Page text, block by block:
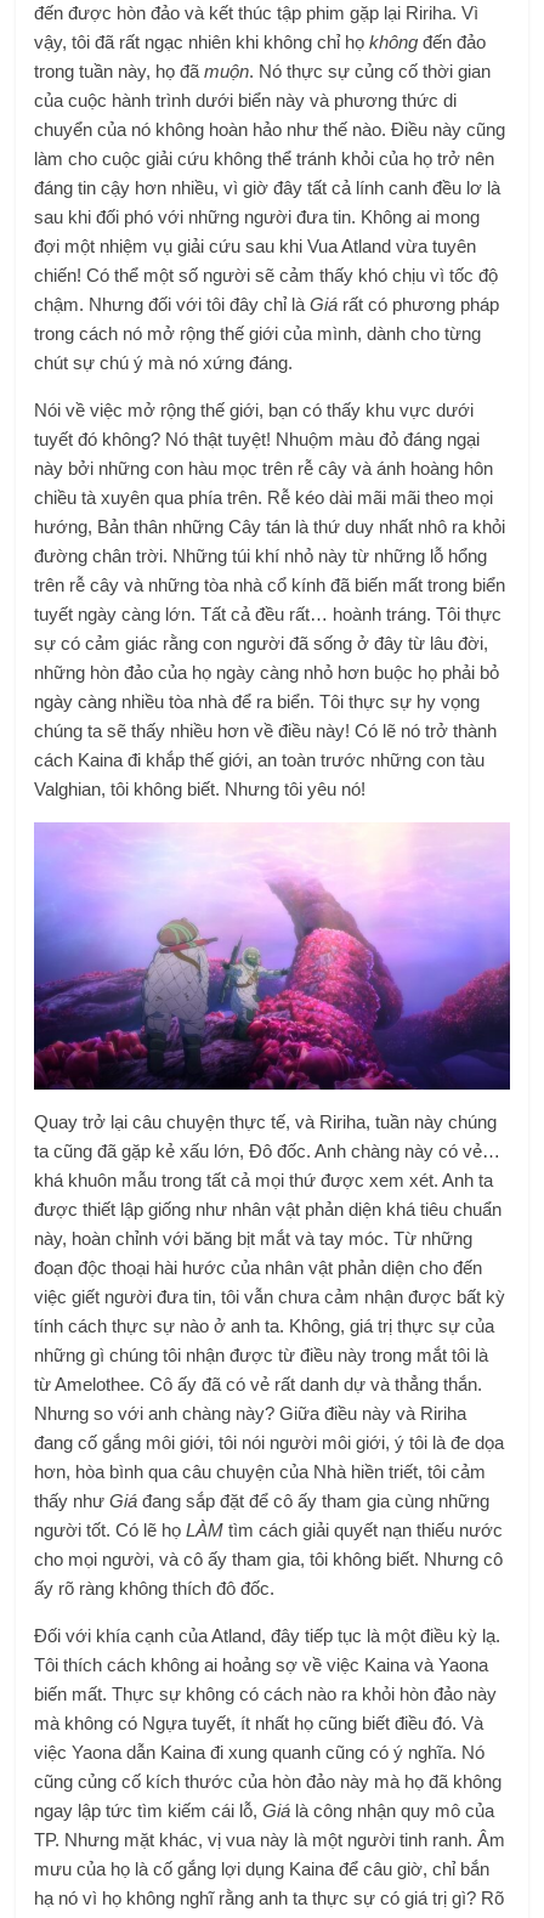
đến được hòn đảo và kết thúc tập phim gặp lại Ririha. Vì
vậy, tôi đã rất ngạc nhiên khi không chỉ họkhông đến đảo
trong tuần này, họ đãmuộn. Nó thực sự củng cố thời gian
của cuộc hành trình dưới biển này và phương thức di
chuyển của nó không hoàn hảo như thế nào. Điều này cũng
làm cho cuộc giải cứu không thể tránh khỏi của họ trở nên
đáng tin cậy hơn nhiều, vì giờ đây tất cả lính canh đều lơ là
sau khi đối phó với những người đưa tin. Không ai mong
đợi một nhiệm vụ giải cứu sau khi Vua Atland vừa tuyên
chiến! Có thể một số người sẽ cảm thấy khó chịu vì tốc độ
chậm. Nhưng đối với tôi đây chỉ làGiá rất có phương pháp
trong cách nó mở rộng thế giới của mình, dành cho từng
chút sự chú ý mà nó xứng đáng.
Nói về việc mở rộng thế giới, bạn có thấy khu vực dưới
tuyết đó không? Nó thật tuyệt! Nhuộm màu đỏ đáng ngại
này bởi những con hàu mọc trên rễ cây và ánh hoàng hôn
chiều tà xuyên qua phía trên. Rễ kéo dài mãi mãi theo mọi
hướng, Bản thân những Cây tán là thứ duy nhất nhô ra khỏi
đường chân trời. Những túi khí nhỏ này từ những lỗ hổng
trên rễ cây và những tòa nhà cổ kính đã biến mất trong biển
tuyết ngày càng lớn. Tất cả đều rất… hoành tráng. Tôi thực
sự có cảm giác rằng con người đã sống ở đây từ lâu đời,
những hòn đảo của họ ngày càng nhỏ hơn buộc họ phải bỏ
ngày càng nhiều tòa nhà để ra biển. Tôi thực sự hy vọng
chúng ta sẽ thấy nhiều hơn về điều này! Có lẽ nó trở thành
cách Kaina đi khắp thế giới, an toàn trước những con tàu
Valghian, tôi không biết. Nhưng tôi yêu nó!
Quay trở lại câu chuyện thực tế, và Ririha, tuần này chúng
ta cũng đã gặp kẻ xấu lớn, Đô đốc. Anh chàng này có vẻ…
khá khuôn mẫu trong tất cả mọi thứ được xem xét. Anh ta
được thiết lập giống như nhân vật phản diện khá tiêu chuẩn
này, hoàn chỉnh với băng bịt mắt và tay móc. Từ những
đoạn độc thoại hài hước của nhân vật phản diện cho đến
việc giết người đưa tin, tôi vẫn chưa cảm nhận được bất kỳ
tính cách thực sự nào ở anh ta. Không, giá trị thực sự của
những gì chúng tôi nhận được từ điều này trong mắt tôi là
từ Amelothee. Cô ấy đã có vẻ rất danh dự và thẳng thắn.
Nhưng so với anh chàng này? Giữa điều này và Ririha
đang cố gắng môi giới, tôi nói người môi giới, ý tôi là đe dọa
hơn, hòa bình qua câu chuyện của Nhà hiền triết, tôi cảm
thấy nhưGiá đang sắp đặt để cô ấy tham gia cùng những
người tốt. Có lẽ họLÀM tìm cách giải quyết nạn thiếu nước
cho mọi người, và cô ấy tham gia, tôi không biết. Nhưng cô
ấy rõ ràng không thích đô đốc.
Đối với khía cạnh của Atland, đây tiếp tục là một điều kỳ lạ.
Tôi thích cách không ai hoảng sợ về việc Kaina và Yaona
biến mất. Thực sự không có cách nào ra khỏi hòn đảo này
mà không có Ngựa tuyết, ít nhất họ cũng biết điều đó. Và
việc Yaona dẫn Kaina đi xung quanh cũng có ý nghĩa. Nó
cũng củng cố kích thước của hòn đảo này mà họ đã không
ngay lập tức tìm kiếm cái lỗ,Giá là công nhận quy mô của
TP. Nhưng mặt khác, vị vua này là một người tinh ranh. Âm
mưu của họ là cố gắng lợi dụng Kaina để câu giờ, chỉ bắn
hạ nó vì họ không nghĩ rằng anh ta thực sự có giá trị gì? Rõ